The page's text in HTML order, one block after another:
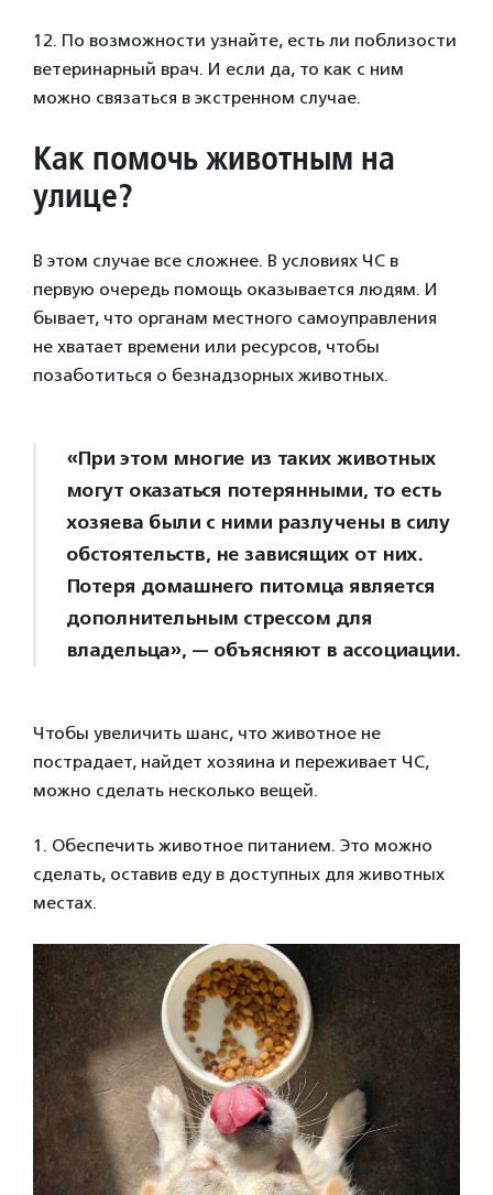
12. По возможности узнайте, есть ли поблизости
ветеринарный врач. И если да, то как с ним
можно связаться в экстренном случае.
Как помочь животным на
улице?
В этом случае все сложнее. В условиях ЧС в
первую очередь помощь оказывается людям. И
бывает, что органам местного самоуправления
не хватает времени или ресурсов, чтобы
позаботиться о безнадзорных животных.
«При этом многие из таких животных
могут оказаться потерянными, то есть
хозяева были с ними разлучены в силу
обстоятельств, не зависящих от них.
Потеря домашнего питомца является
дополнительным стрессом для
владельца», — объясняют в ассоциации.
Чтобы увеличить шанс, что животное не
пострадает, найдет хозяина и переживает ЧС,
можно сделать несколько вещей.
1. Обеспечить животное питанием. Это можно
сделать, оставив еду в доступных для животных
местах.